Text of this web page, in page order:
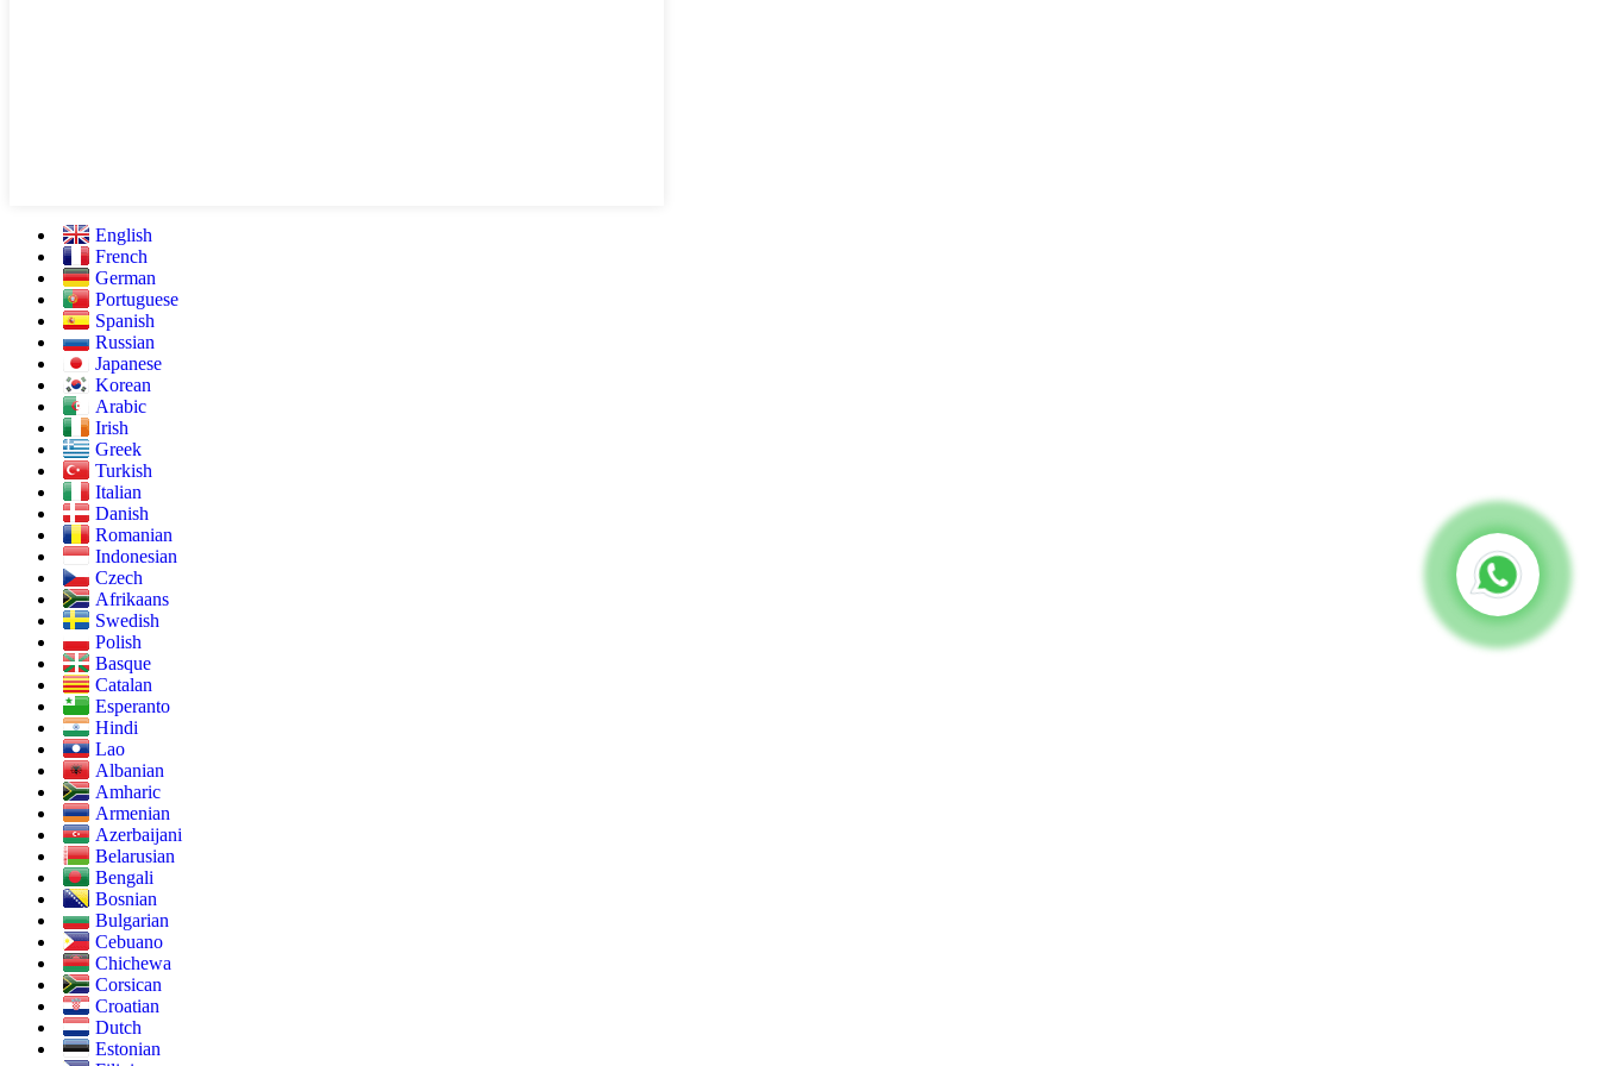
English
French
German
Portuguese
Spanish
Russian
Japanese
Korean
Arabic
Irish
Greek
Turkish
Italian
Danish
Romanian
Indonesian
Czech
Afrikaans
Swedish
Polish
Basque
Catalan
Esperanto
Hindi
Lao
Albanian
Amharic
Armenian
Azerbaijani
Belarusian
Bengali
Bosnian
Bulgarian
Cebuano
Chichewa
Corsican
Croatian
Dutch
Estonian